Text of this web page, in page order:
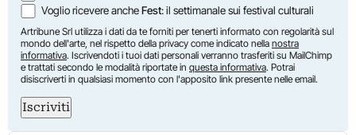
Voglio ricevere ancheFest: il settimanale sui festival culturali
Artribune Srl utilizza i dati da te forniti per tenerti informato con regolarità sul
mondo dell'arte, nel rispetto della privacy come indicato nella nostra
informativa. Iscrivendoti i tuoi dati personali verranno trasferiti su MailChimp
e trattati secondo le modalità riportate in questa informativa. Potrai
disiscriverti in qualsiasi momento con l'apposito link presente nelle email.
Iscriviti